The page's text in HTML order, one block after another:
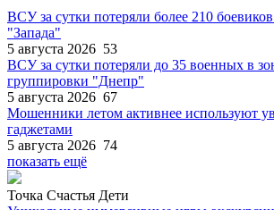
ВСУ за сутки потеряли более 210
"Запада"
5 августа 2026 53
ВСУ за сутки потеряли до 35 военных в
группировки "Днепр"
5 августа 2026 67
Мошенники летом активнее используют
гаджетами
5 августа 2026 74
показать ещё
Точка Счастья Дети